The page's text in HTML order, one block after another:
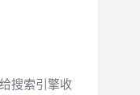
搜索引擎收